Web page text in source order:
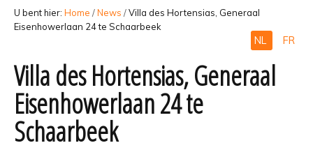
BELEVEN
zoeken...
U bent hier: Home /News /Villa des Hortensias, Generaal
Eisenhowerlaan 24 te Schaarbeek
NL FR
Villa des Hortensias, Generaal
Eisenhowerlaan 24 te
Schaarbeek